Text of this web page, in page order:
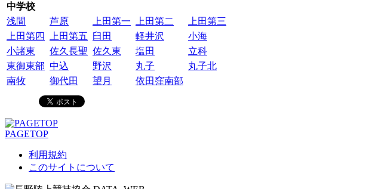
中学校
浅間
芦原 上田第一 上田第二
上田第三
上田第四
上田第五 臼田 軽井沢
小海
小諸東
佐久長聖 佐久東 塩田
立科
東御東部 中込 野沢 丸子
丸子北
南牧
御代田 望月 依田窪南部
PAGETOP
利用規約
このサイトについて